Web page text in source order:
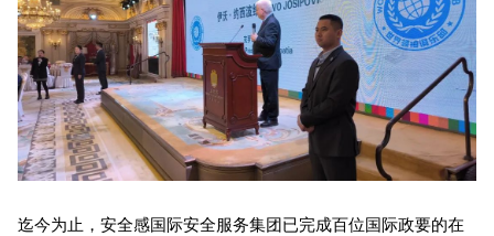
迄今为止，安全感国际安全服务集团已完成百位国际政要的在